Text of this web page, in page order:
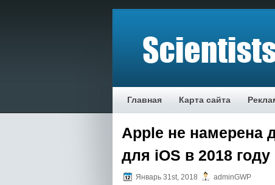
Главная Карта сайта
Apple не намерена
для iOS в 2018 году
Январь 31st, 2018 adminGWP